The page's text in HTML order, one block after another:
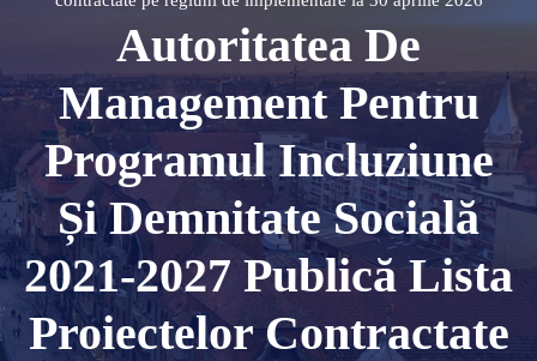
Autoritatea De
Management Pentru
Programul Incluziune
Și Demnitate Socială
2021-2027 Publică Lista
Proiectelor Contractate